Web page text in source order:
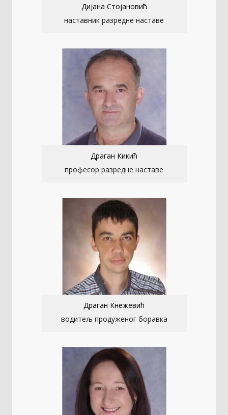
Дијана Стојановић
наставник разредне наставе
Драган Кикић
професор разредне наставе
Драган Кнежевић
водитељ продуженог боравка